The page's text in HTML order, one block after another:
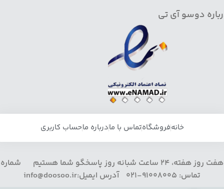
دوسو آی تی
خانهفروشگاهتماس با مادرباره ماحساب کاربری
هفت روز هفته، 24 ساعت شبانه روز پاسخگو شما هستیم شماره
تماس: 91008005-021 آدرس ایمیل:info@doosoo.ir